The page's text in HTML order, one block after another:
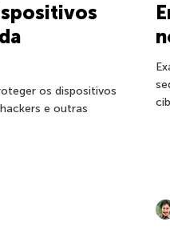
os dispositivos
e outras